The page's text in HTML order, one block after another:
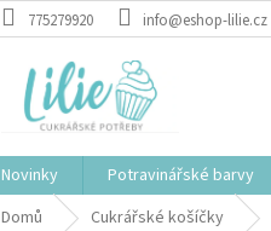
775279920 info@eshop-lilie.cz
Novinky Potravinářské barvy
Domů
Cukrářské košíčky